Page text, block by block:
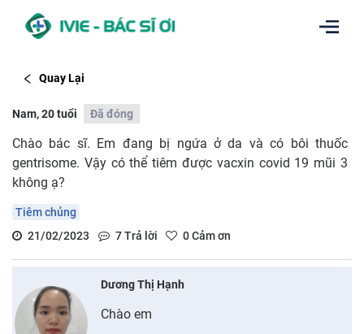
Quay Lại
Nam, 20 tuổi Đã đóng
Chào bác sĩ. Em đang bị ngứa ở da và có bôi thuốc
gentrisome. Vậy có thể tiêm được vacxin covid 19 mũi 3
không ạ?
Tiêm chủng
21/02/2023
7Trả lời 0Cảm ơn
Dương Thị Hạnh
Chào em